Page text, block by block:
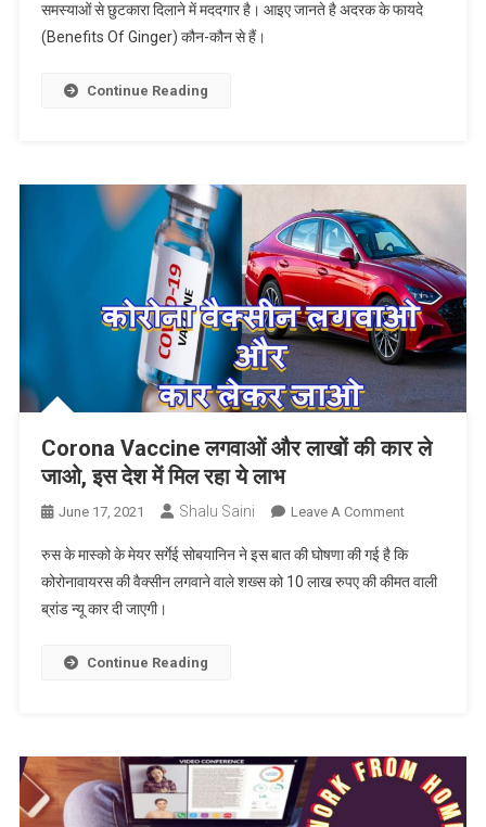
Of
गुणों
की
खान
अदरक
के
7
फायदे,
कई
तरह
से
लाभदायक
समस्याओं से छुटकारा दिलाने में मददगार है। आइए जानते है अदरक के फायदे
(Benefits Of Ginger) कौन-कौन से हैं।
Continue Reading
Corona Vaccine लगवाओं और लाखों की कार ले
जाओ, इस देश में मिल रहा ये लाभ
June 17, 2021 Shalu Saini Leave A CommentOn
Vaccine
लगवाओं
इस
देश
रुस के मास्को के मेयर सर्गेई सोबयानिन ने इस बात की घोषणा की गई है कि
कोरोनावायरस की वैक्सीन लगवाने वाले शख्स को 10 लाख रुपए की कीमत वाली
ब्रांड न्यू कार दी जाएगी।
Continue Reading